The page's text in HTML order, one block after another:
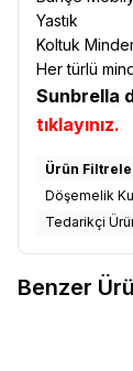
Yastık
Koltuk
Her türlü
Sunbrella
tıklayınız.
Ürün
Döşemelik
Tedarikçi
Benzer